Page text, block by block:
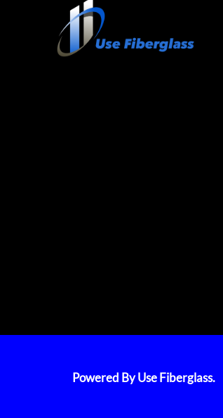
Powered By Use Fiberglass.